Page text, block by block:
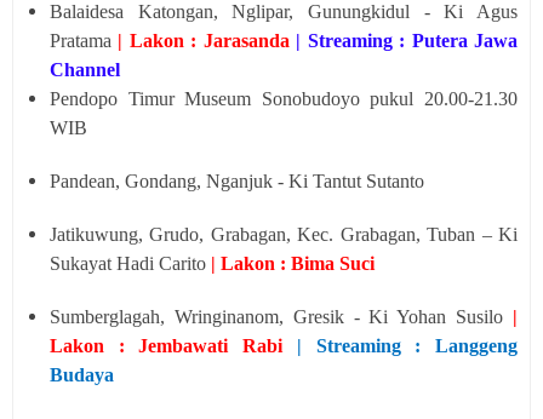
Balaidesa Katongan, Nglipar, Gunungkidul - Ki Agus
Pratama | Lakon : Jarasanda | Streaming : Putera Jawa
Channel
Pendopo Timur Museum Sonobudoyo pukul 20.00-21.30
WIB
Pandean, Gondang, Nganjuk - Ki Tantut Sutanto
Jatikuwung, Grudo, Grabagan, Kec. Grabagan, Tuban – Ki
Sukayat Hadi Carito | Lakon : Bima Suci
Sumberglagah, Wringinanom, Gresik - Ki Yohan Susilo |
Lakon : Jembawati Rabi | Streaming : Langgeng
Budaya